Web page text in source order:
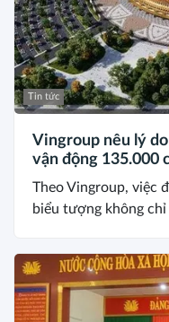
Tin tức
Vingroup nêu lý
vận động 135.000
Theo Vingroup, việc
biểu tượng không